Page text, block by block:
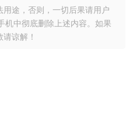
途，否则，一切后果请用户
机中彻底删除上述内容。如果
谅解！